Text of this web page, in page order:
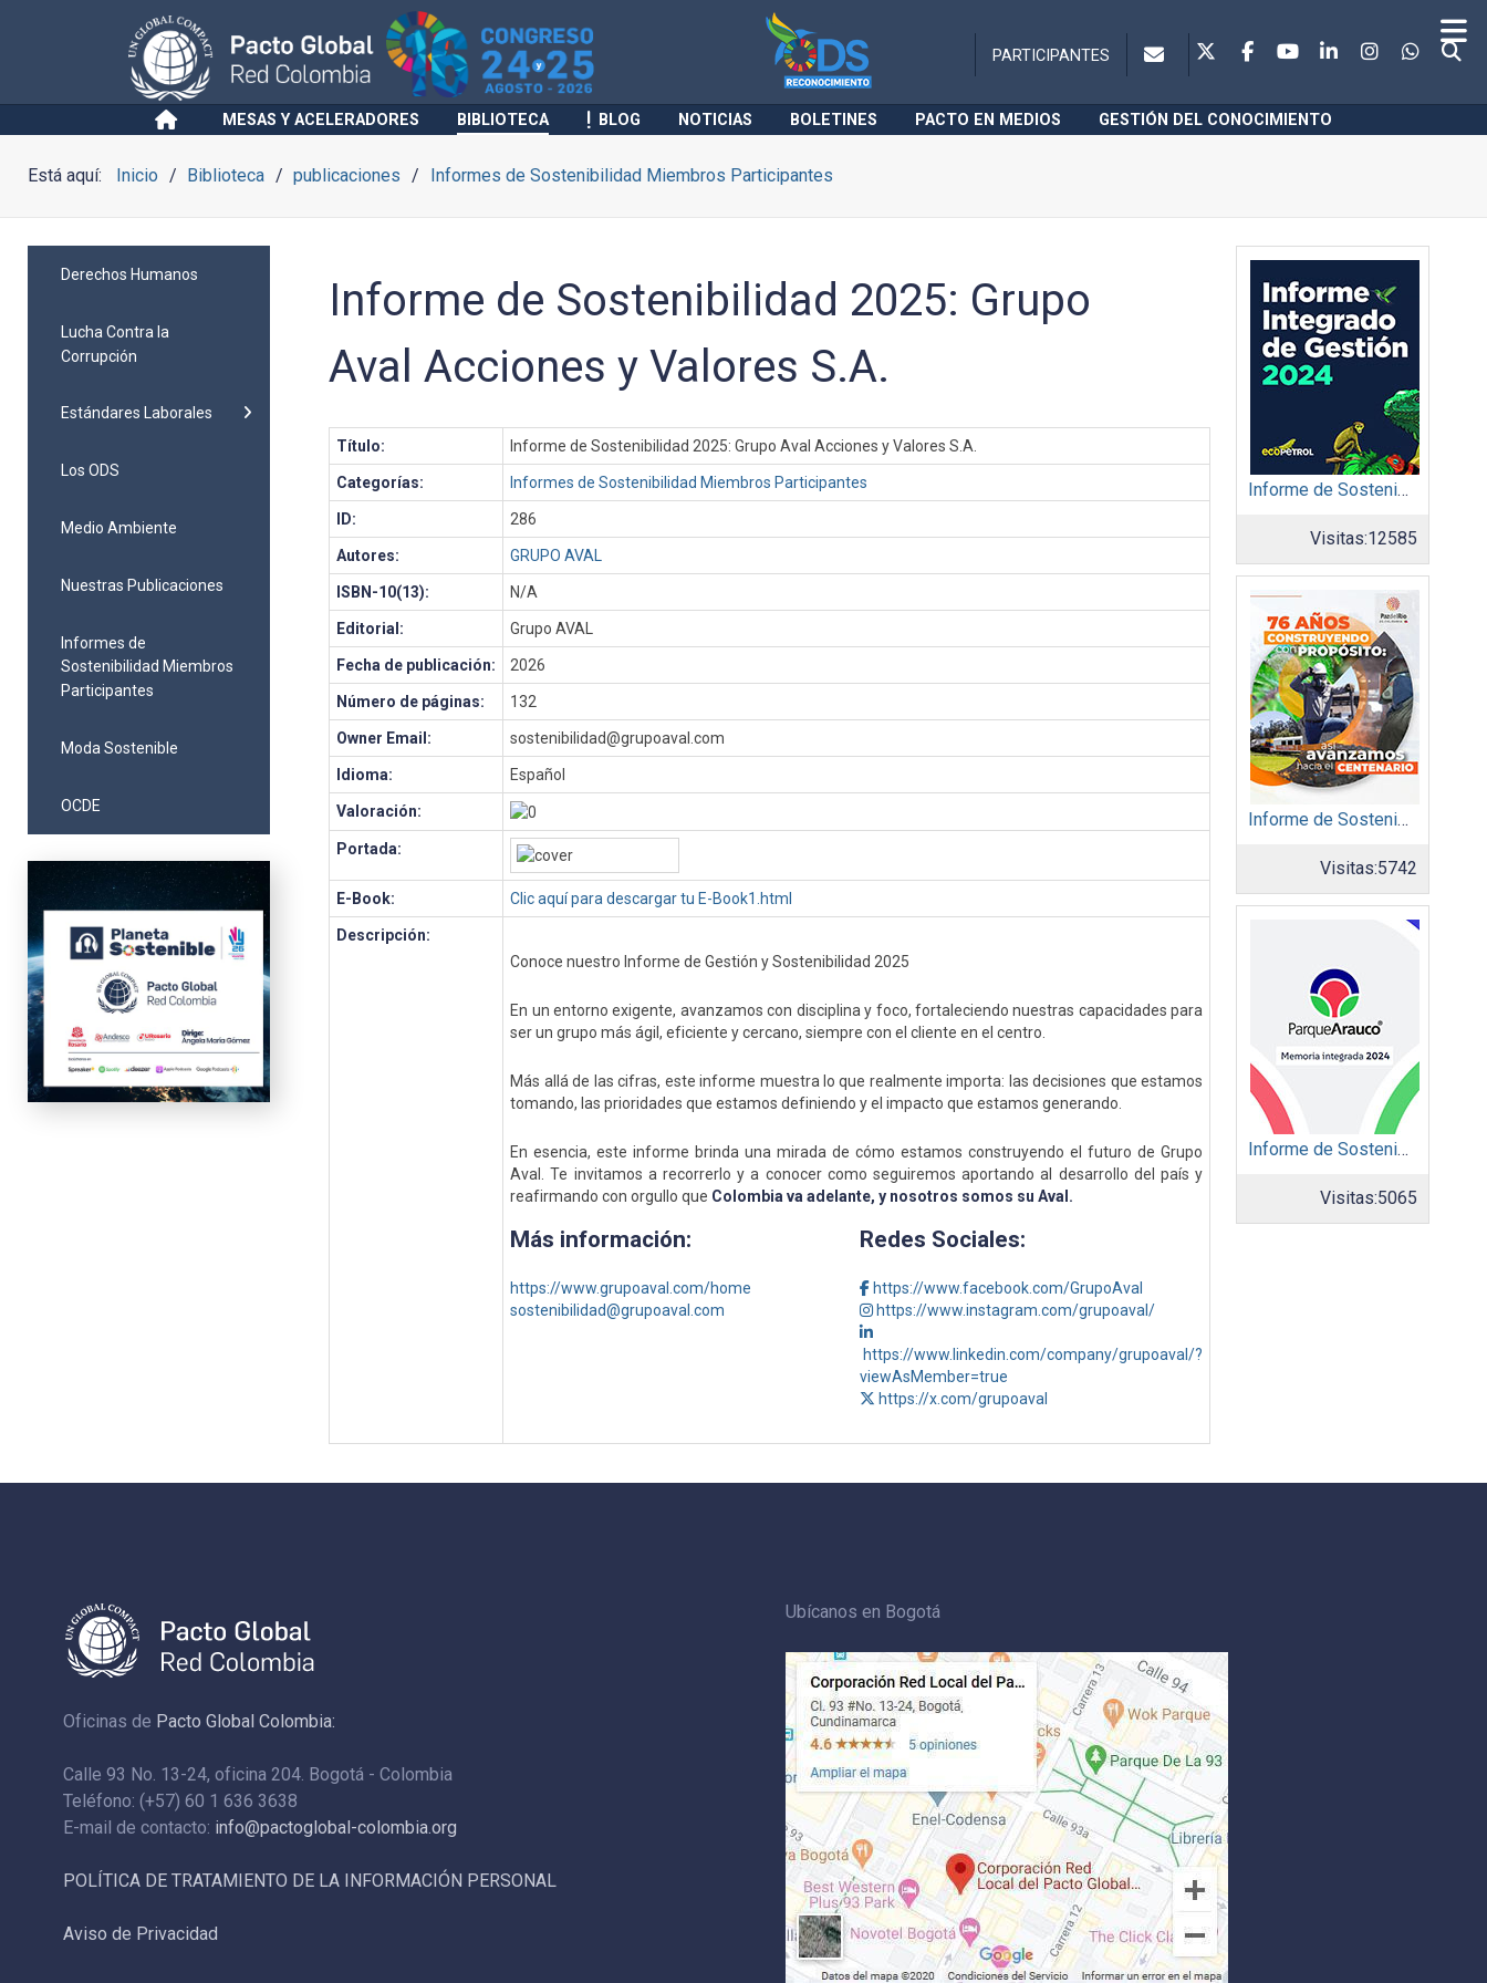
PARTICIPANTES
MESAS Y ACELERADORES BIBLIOTECA BLOG NOTICIAS BOLETINES PACTO EN MEDIOS GESTIÓN DEL CONOCIMIENTO
Está aquí: Inicio Biblioteca publicaciones Informes de Sostenibilidad Miembros Participantes
Derechos Humanos
Lucha Contra la
Corrupción
Estándares Laborales
Los ODS
Medio Ambiente
Nuestras Publicaciones
Informes de
Sostenibilidad Miembros
Participantes
Moda Sostenible
OCDE
Informe de Sostenibilidad 2025: Grupo
Aval Acciones y Valores S.A.
Título: Informe de Sostenibilidad 2025: Grupo Aval Acciones y Valores S.A.
Categorías: Informes de Sostenibilidad Miembros Participantes
ID: 286
Autores: GRUPO AVAL
ISBN-10(13): N/A
Editorial: Grupo AVAL
Fecha de publicación: 2026
Número de páginas: 132
Owner Email: sostenibilidad@grupoaval.com
Idioma: Español
Valoración:
Portada:
E-Book: Clic aquí para descargar tu E-Book1.html
Descripción:
Conoce nuestro Informe de Gestión y Sostenibilidad 2025
En un entorno exigente, avanzamos con disciplina y foco, fortaleciendo nuestras capacidades para
ser un grupo más ágil, eficiente y cercano, siempre con el cliente en el centro.
Más allá de las cifras, este informe muestra lo que realmente importa: las decisiones que estamos
tomando, las prioridades que estamos definiendo y el impacto que estamos generando.
En esencia, este informe brinda una mirada de cómo estamos construyendo el futuro de Grupo
Aval. Te invitamos a recorrerlo y a conocer como seguiremos aportando al desarrollo del país y
reafirmando con orgullo que Colombia va adelante, y nosotros somos su Aval.
Más información:
https://www.grupoaval.com/home
sostenibilidad@grupoaval.com
Redes Sociales:
https://www.facebook.com/GrupoAval
https://www.instagram.com/grupoaval/
https://www.linkedin.com/company/grupoaval/?
viewAsMember=true
https://x.com/grupoaval
Informe de Sostenibilidad 2024: Ecopetrol S.A.
Visitas:12585
Informe de Sostenibilidad 2024: Acerias Paz del Río S.A.
Visitas:5742
Informe de Sostenibilidad 2024: Parque Arauco
Visitas:5065
Oficinas de Pacto Global Colombia:
Calle 93 No. 13-24, oficina 204. Bogotá - Colombia
Teléfono: (+57) 60 1 636 3638
E-mail de contacto: info@pactoglobal-colombia.org
POLÍTICA DE TRATAMIENTO DE LA INFORMACIÓN PERSONAL
Aviso de Privacidad
Ubícanos en Bogotá